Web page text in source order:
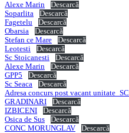
Alexe Marin
Descarcă
Soparlita
Descarcă
Fagetelu
Descarcă
Obarsia
Descarcă
Stefan ce Mare
Descarcă
Leotesti
Descarcă
Sc Stoicanesti
Descarcă
Alexe Marin
Descarcă
GPP5
Descarcă
Sc Seaca
Descarcă
Adresa concurs post vacant
GRADINARI
Descarcă
IZBICENI
Descarcă
Osica de Sus
Descarcă
CONC MORUNGLAV
Descarcă